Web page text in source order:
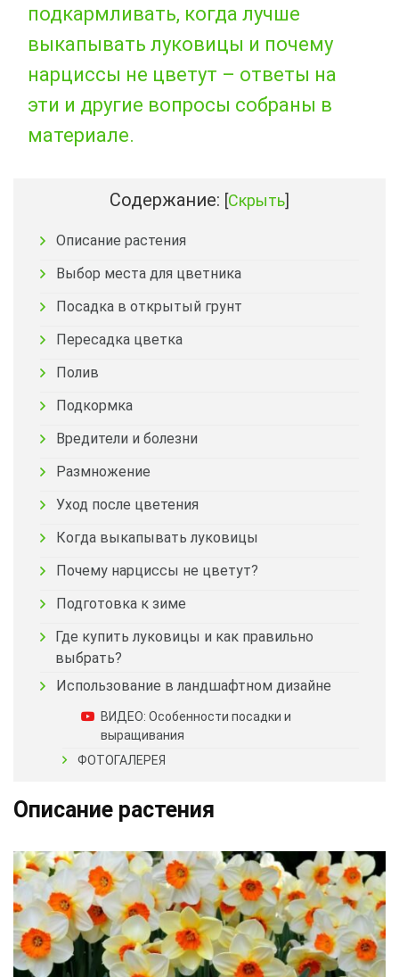
подкармливать, когда лучше
выкапывать луковицы и почему
нарциссы не цветут – ответы на
эти и другие вопросы собраны в
материале.
Содержание: [Скрыть]
Описание растения
Выбор места для цветника
Посадка в открытый грунт
Пересадка цветка
Полив
Подкормка
Вредители и болезни
Размножение
Уход после цветения
Когда выкапывать луковицы
Почему нарциссы не цветут?
Подготовка к зиме
Где купить луковицы и как правильно
выбрать?
Использование в ландшафтном дизайне
ВИДЕО: Особенности посадки и
выращивания
ФОТОГАЛЕРЕЯ
Описание растения